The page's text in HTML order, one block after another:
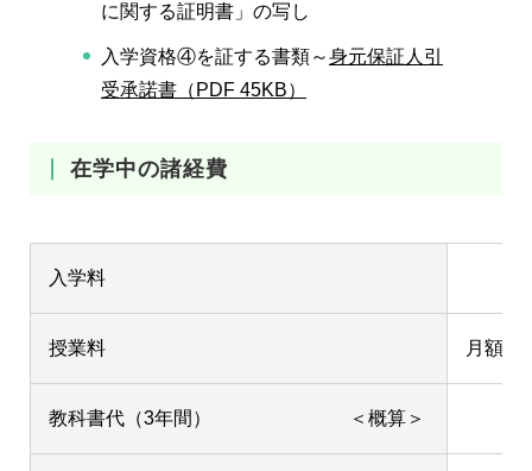
に関する証明書」の写し
入学資格④を証する書類～身元保証人引
受承諾書（PDF 45KB）
在学中の諸経費
入学料
授業料 月額
教科書代（3年間） ＜概算＞